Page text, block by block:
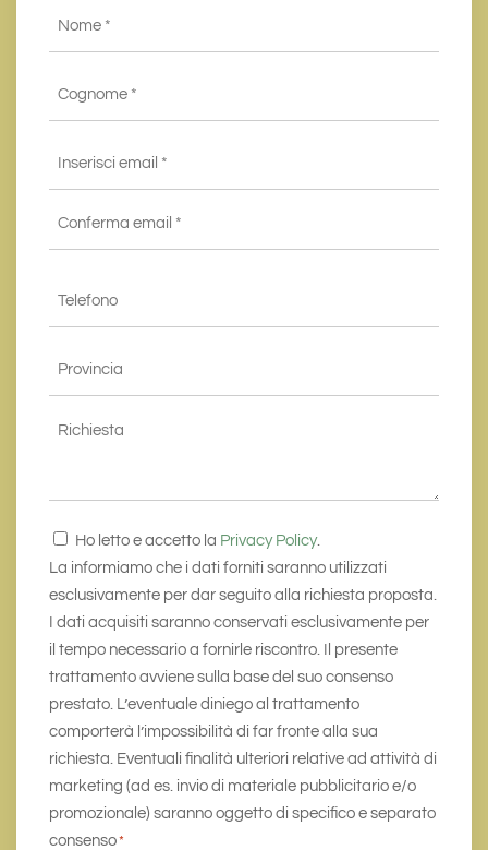
email
*
Richiesta
Consenso
*
Ho letto e accetto la Privacy Policy.
La informiamo che i dati forniti saranno utilizzati
esclusivamente per dar seguito alla richiesta proposta.
I dati acquisiti saranno conservati esclusivamente per
il tempo necessario a fornirle riscontro. Il presente
trattamento avviene sulla base del suo consenso
prestato. L’eventuale diniego al trattamento
comporterà l’impossibilità di far fronte alla sua
richiesta. Eventuali finalità ulteriori relative ad attività di
marketing (ad es. invio di materiale pubblicitario e/o
promozionale) saranno oggetto di specifico e separato
consenso*